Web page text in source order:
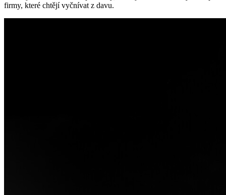
firmy, které chtějí vyčnívat z davu.